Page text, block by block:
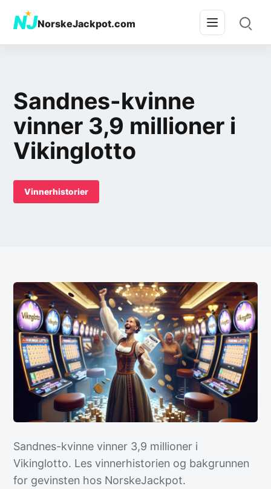
NJ
★
NorskeJackpot.com
Sandnes-kvinne
vinner 3,9 millioner i
Vikinglotto
Vinnerhistorier
Sandnes-kvinne vinner 3,9 millioner i
Vikinglotto. Les vinnerhistorien og bakgrunnen
for gevinsten hos NorskeJackpot.